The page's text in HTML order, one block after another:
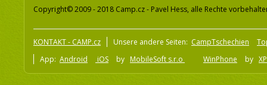
Copyright© 2009 - 2018 Camp.cz - Pavel Hess, alle Rechte
KONTAKT - CAMP.cz Unsere andere Seiten: CampTschechien
App: Android iOS by MobileSoft s.r.o WinPhone by